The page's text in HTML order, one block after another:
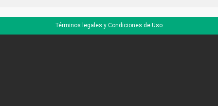
Términos legales y Condiciones de Uso